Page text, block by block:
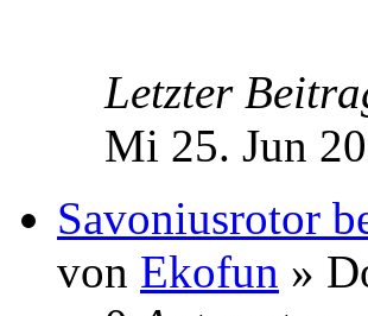
Letzter
Mi 25. Jun
Savoniusrotor
von Ekofun »